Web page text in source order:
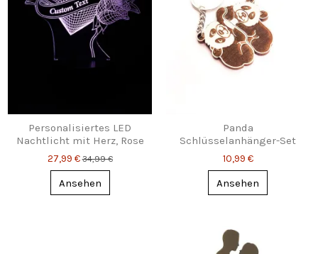
Personalisiertes LED
Nachtlicht mit Herz, Rose
& Wunschgravur
27,99 €34,99 €
Ansehen
Panda
Schlüsselanhänger-Set
mit Gravur – Magnetisch
verbunden
10,99 €
Ansehen